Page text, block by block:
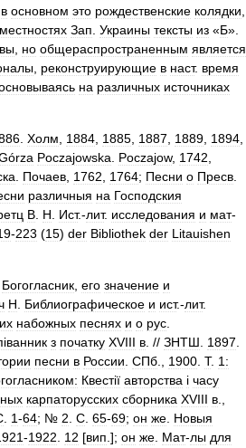
в основном это рождественские колядки
местностях Зап Украины тексты из «Б».
но общераспространенным является
реконструирующие в наст. время
на различных источниках
Холм 1884 1885 1887 1889 1894
Poczajowska Poczajow, 1742
Почаев 1762 1764; Песни о Пресв
различныя на Господския
В Н Ист.-лит. исследования и мат-
-223 (15) der Bibliothek der Litauishen
Богогласник его значение и
Н Библиографическое и ист.-лит.
набожных песнях и о рус
з початку XVIII в . // ЗНТШ 1897
песни в России СПб 1900 Т. 1:
Квестiï авторства i часу
карпаторусских сборника XVIII в
1-64; № 2 С 65-69; он же Новыя
-1922 12 [вип .]; он же Мат-лы для